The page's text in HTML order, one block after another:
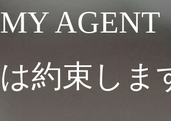
MY AGENT
は約束しま